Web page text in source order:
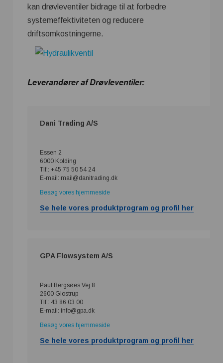
kan drøvleventiler bidrage til at forbedre
systemeffektiviteten og reducere
driftsomkostningerne.
Leverandører af Drøvleventiler:
Dani Trading A/S
Essen 2
6000 Kolding
Tlf.: +45 75 50 54 24
E-mail: mail@danitrading.dk
Besøg vores hjemmeside
Se hele vores produktprogram og profil her
GPA Flowsystem A/S
Paul Bergsøes Vej 8
2600 Glostrup
Tlf.: 43 86 03 00
E-mail: info@gpa.dk
Besøg vores hjemmeside
Se hele vores produktprogram og profil her